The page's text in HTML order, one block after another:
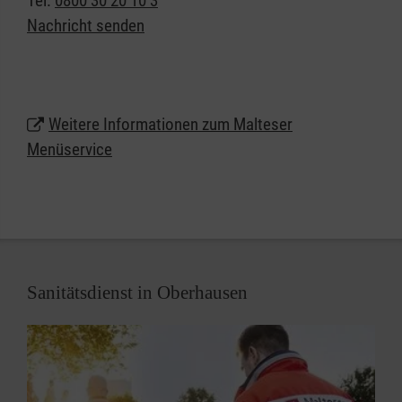
Lassen Sie sich beraten und erhalten weitere
Rufen Sie uns jetzt gebührenfrei unter0800 3020103
an und bestellen Sie Ihr erstes Menü..
nach Hause liefern. So genießen Sie
abwechslungsreiche Mahlzeiten, die Sie einfach
selbst im Backofen oder in der Mikrowelle
erwärmen können.
Nachricht senden
Weitere Informationen zum Malteser
Menüservice
Sanitätsdienst in Oberhausen